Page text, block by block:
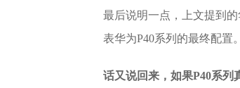
最后说明一点，上文提到
表华为P40系列的最终配置。
话又说回来，如果P40系列